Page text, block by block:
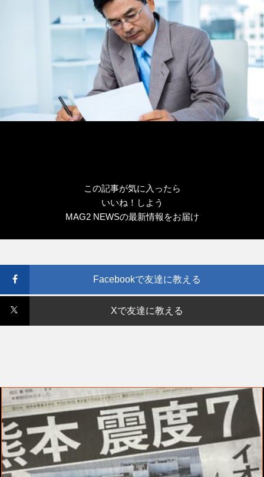
この記事が気に入ったら
いいね！しよう
MAG2 NEWSの最新情報をお届け
Facebookで友達に教える
Xで友達に教える